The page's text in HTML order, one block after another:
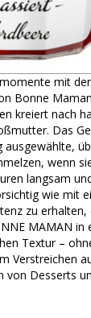
mit
Bonne
kreiert nach
Das
ausgewählte,
wenn
langsam
wie mit
zu
MAMAN in
Textur –
Verstreichen
von Desserts